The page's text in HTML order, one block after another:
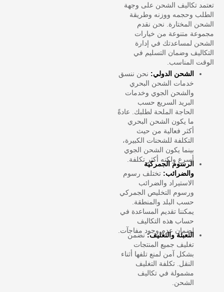
تعتمد تكاليف الشحن على وجهة
الطلب وحجمه ووزنه وطريقة
الشحن المختارة. نحن نقدم
مجموعة متنوعة من خيارات
الشحن لمساعدتك في إدارة
التكاليف وضمان التسليم في
الوقت المناسب.
الشحن الدولي:نحن ننسق
خدمات الشحن البحري
والشحن الجوي وخدمات
البريد السريع حسب
الحاجة الملحة لطلبك. عادةً
ما يكون الشحن البحري
أكثر فعالية من حيث
التكلفة للشحنات الكبيرة،
بينما يكون الشحن الجوي
أسرع ولكنه أكثر تكلفة.
الرسوم الجمركية
والضرائب:تختلف رسوم
الاستيراد والضرائب
ورسوم التخليص الجمركي
حسب البلد والمنطقة.
يمكننا تقديم المساعدة في
حساب هذه التكاليف
لضمان عدم وجود مفاجآت.
التعبئة والتغليف:نضمن
تغليف جميع المنتجات
بشكل آمن لمنع تلفها أثناء
النقل. تكلفة التغليف
مشمولة في تكاليف
الشحن.